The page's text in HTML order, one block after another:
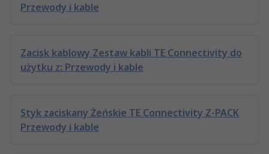
Przewody i kable
Zacisk kablowy Zestaw kabli TE Connectivity do
użytku z: Przewody i kable
Styk zaciskany Żeńskie TE Connectivity Z-PACK
Przewody i kable